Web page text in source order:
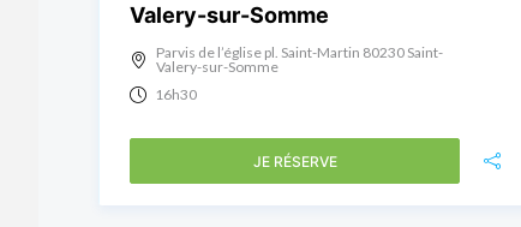
Valery-sur-Somme
Parvis de l’église pl. Saint-Martin 80230 Saint-
Valery-sur-Somme
16h30
JE RÉSERVE